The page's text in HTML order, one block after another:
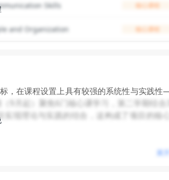
Skills 核心课程
and Organization 核心课程
，在课程设置上具有较强的系统性与实践
9月起）聚焦6门核心课学习，第二学期结合
现理论与实践的结合，这构成了项目的核
交申请；2025年该项目收到约2500份申请，
，实习、比赛及其他课外活动也会纳入考量
展